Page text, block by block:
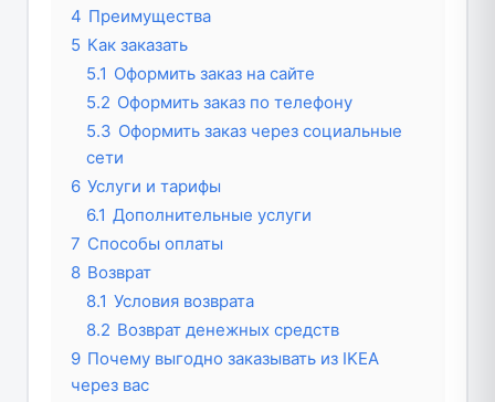
4 Преимущества
5 Как заказать
5.1 Оформить заказ на сайте
5.2 Оформить заказ по телефону
5.3 Оформить заказ через социальные
сети
6 Услуги и тарифы
6.1 Дополнительные услуги
7 Способы оплаты
8 Возврат
8.1 Условия возврата
8.2 Возврат денежных средств
9 Почему выгодно заказывать из IKEA
через вас